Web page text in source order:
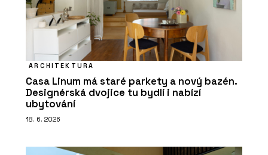
ARCHITEKTURA
Casa Linum má staré parkety a nový bazén.
Designérská dvojice tu bydlí i nabízí
ubytování
18. 6. 2026